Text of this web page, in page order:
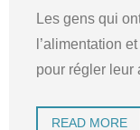
Les gens qui
l’alimentation
pour régler leur
READ MORE